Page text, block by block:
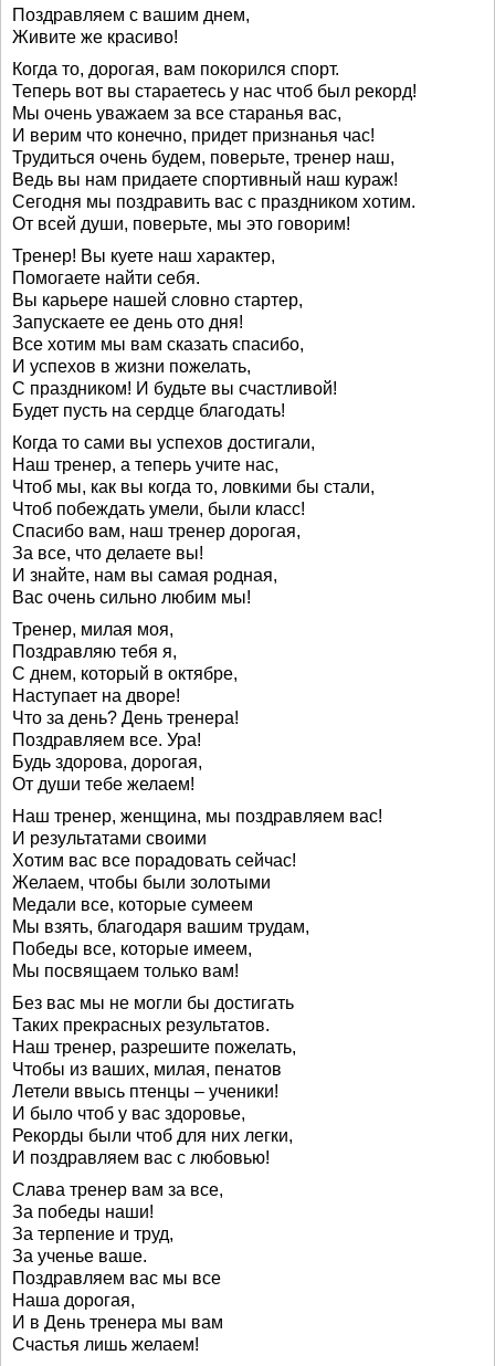
Поздравляем с вашим днем,
Живите же красиво!
Когда то, дорогая, вам покорился спорт.
Теперь вот вы стараетесь у нас чтоб был рекорд!
Мы очень уважаем за все старанья вас,
И верим что конечно, придет признанья час!
Трудиться очень будем, поверьте, тренер наш,
Ведь вы нам придаете спортивный наш кураж!
Сегодня мы поздравить вас с праздником хотим.
От всей души, поверьте, мы это говорим!
Тренер! Вы куете наш характер,
Помогаете найти себя.
Вы карьере нашей словно стартер,
Запускаете ее день ото дня!
Все хотим мы вам сказать спасибо,
И успехов в жизни пожелать,
С праздником! И будьте вы счастливой!
Будет пусть на сердце благодать!
Когда то сами вы успехов достигали,
Наш тренер, а теперь учите нас,
Чтоб мы, как вы когда то, ловкими бы стали,
Чтоб побеждать умели, были класс!
Спасибо вам, наш тренер дорогая,
За все, что делаете вы!
И знайте, нам вы самая родная,
Вас очень сильно любим мы!
Тренер, милая моя,
Поздравляю тебя я,
С днем, который в октябре,
Наступает на дворе!
Что за день? День тренера!
Поздравляем все. Ура!
Будь здорова, дорогая,
От души тебе желаем!
Наш тренер, женщина, мы поздравляем вас!
И результатами своими
Хотим вас все порадовать сейчас!
Желаем, чтобы были золотыми
Медали все, которые сумеем
Мы взять, благодаря вашим трудам,
Победы все, которые имеем,
Мы посвящаем только вам!
Без вас мы не могли бы достигать
Таких прекрасных результатов.
Наш тренер, разрешите пожелать,
Чтобы из ваших, милая, пенатов
Летели ввысь птенцы – ученики!
И было чтоб у вас здоровье,
Рекорды были чтоб для них легки,
И поздравляем вас с любовью!
Слава тренер вам за все,
За победы наши!
За терпение и труд,
За ученье ваше.
Поздравляем вас мы все
Наша дорогая,
И в День тренера мы вам
Счастья лишь желаем!